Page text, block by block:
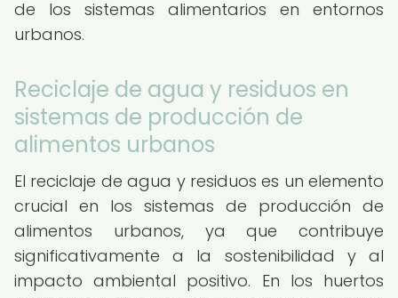
de los sistemas alimentarios en entornos
urbanos.
Reciclaje de agua y residuos en
sistemas de producción de
alimentos urbanos
El reciclaje de agua y residuos es un elemento
crucial en los sistemas de producción de
alimentos urbanos, ya que contribuye
significativamente a la sostenibilidad y al
impacto ambiental positivo. En los huertos